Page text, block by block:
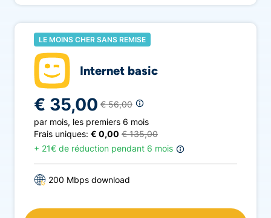
LE MOINS CHER SANS REMISE
Internet basic
€ 35,00 € 56,00
par mois, les premiers 6 mois
Frais uniques: € 0,00 € 135,00
+ 21€ de réduction pendant 6 mois
200 Mbps download